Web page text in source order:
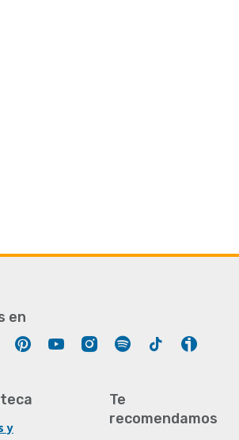
en
FacebookPinterestYouTubeInstagram
Spotify Tiktok
y
Te
recomendamos